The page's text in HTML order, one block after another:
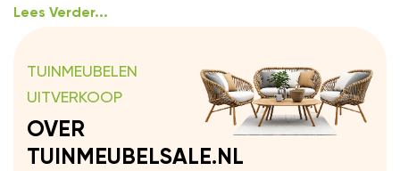
Lees Verder...
TUINMEUBELEN
UITVERKOOP
OVER
TUINMEUBELSALE.NL